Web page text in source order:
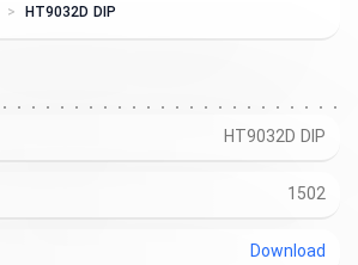
HT9032D DIP
HT9032D DIP
1502
Download